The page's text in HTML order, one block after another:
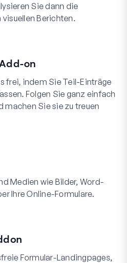
Sie dann die
Berichten.
on
frei, indem Sie Teil-Einträge
Folgen Sie ganz einfach
machen Sie sie zu treuen
Medien wie Bilder, Word-
Ihre Online-Formulare.
Formular-Landingpages,